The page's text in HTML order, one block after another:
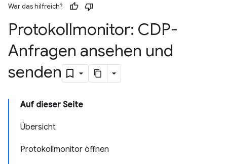
War das hilfreich?
Protokollmonitor: CDP-
Anfragen ansehen und
senden
Auf dieser Seite
Übersicht
Protokollmonitor öffnen